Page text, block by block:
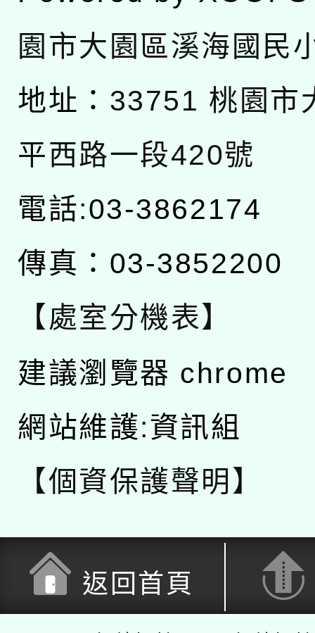
園市大園區溪海國民
地址： 33751 桃園市
平西路一段420號
電話:03-3862174
傳真：03-3852200
【處室分機表】
建議瀏覽器 chrome
網站維護:資訊組
【個資保護聲明】
返回首頁